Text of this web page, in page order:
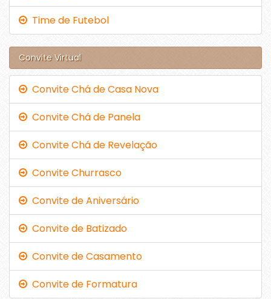
Time de Futebol
Convite Virtual
Convite Chá de Casa Nova
Convite Chá de Panela
Convite Chá de Revelação
Convite Churrasco
Convite de Aniversário
Convite de Batizado
Convite de Casamento
Convite de Formatura